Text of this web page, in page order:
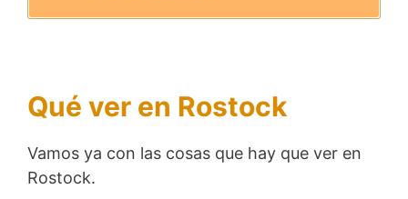
Qué ver en Rostock
Vamos ya con las cosas que hay que ver en
Rostock.